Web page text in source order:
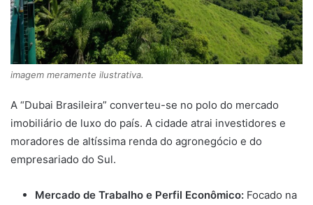
imagem meramente ilustrativa.
A “Dubai Brasileira” converteu-se no polo do mercado
imobiliário de luxo do país. A cidade atrai investidores e
moradores de altíssima renda do agronegócio e do
empresariado do Sul.
Mercado de Trabalho e Perfil Econômico: Focado na